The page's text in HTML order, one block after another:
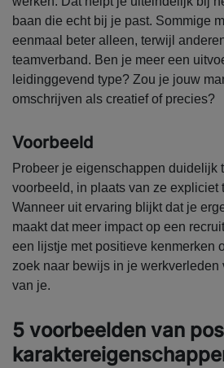
baan die echt bij je past. Sommige
eenmaal beter alleen, terwijl
teamverband. Ben je meer een
leidinggevend type? Zou je jouw
omschrijven als creatief of precies?
Voorbeeld
Probeer je eigenschappen duidelijk
voorbeeld, in plaats van ze expliciet
Wanneer uit ervaring blijkt dat je
maakt dat meer impact op een
een lijstje met positieve kenmerken
zoek naar bewijs in je werkverleden
van je.
5 voorbeelden van